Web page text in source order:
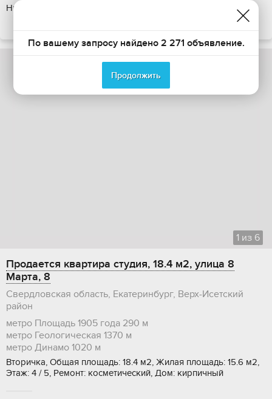
Никто не прописан. Без обременений.
1 из 6
Продается квартира студия, 18.4 м2, улица 8
Марта, 8
Свердловская область, Екатеринбург, Верх-Исетский
район
метро Площадь 1905 года 290 м
метро Геологическая 1370 м
метро Динамо 1020 м
Вторичка, Общая площадь: 18.4 м2, Жилая площадь: 15.6 м2,
Этаж: 4 / 5, Ремонт: косметический, Дом: кирпичный
По вашему запросу найдено 2 271 объявление.
Продолжить